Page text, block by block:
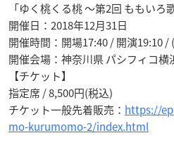
「ゆく桃くる桃 ～第2回 ももいろ
開催日：2018年12月31日
開催時間：開場17:40 / 開演19:10 /
開催会場：神奈川県 パシフィコ横
【チケット】
指定席 / 8,500円(税込)
チケット一般先着販売： https://
mo-kurumomo-2/index.html